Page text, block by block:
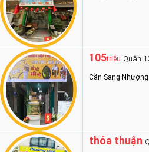
105triệu Quận
Cần Sang
thỏa thuận